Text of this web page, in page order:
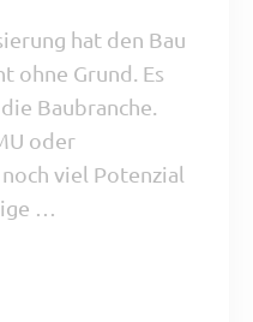
hat den Bau
ohne Grund. Es
Baubranche.
oder
viel Potenzial
…